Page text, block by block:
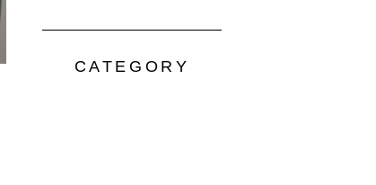
CATEGORY